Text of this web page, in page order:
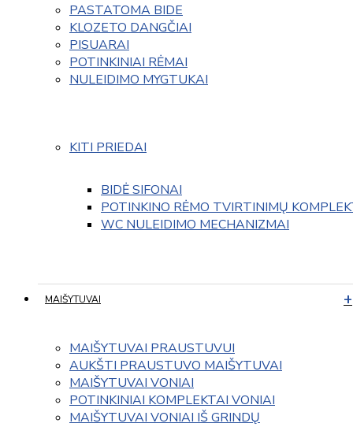
PASTATOMA BIDE
KLOZETO DANGČIAI
PISUARAI
POTINKINIAI RĖMAI
NULEIDIMO MYGTUKAI
KITI PRIEDAI
BIDĖ SIFONAI
POTINKINO RĖMO TVIRTINIMŲ
WC NULEIDIMO MECHANIZMAI
MAIŠYTUVAI
MAIŠYTUVAI PRAUSTUVUI
AUKŠTI PRAUSTUVO MAIŠYTUVAI
MAIŠYTUVAI VONIAI
POTINKINIAI KOMPLEKTAI VONIAI
MAIŠYTUVAI VONIAI IŠ GRINDŲ